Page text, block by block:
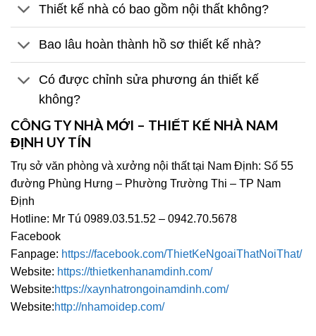
Thiết kế nhà có bao gồm nội thất không?
Bao lâu hoàn thành hồ sơ thiết kế nhà?
Có được chỉnh sửa phương án thiết kế
không?
CÔNG TY NHÀ MỚI – THIẾT KẾ NHÀ NAM
ĐỊNH UY TÍN
Trụ sở văn phòng và xưởng nội thất tại Nam Định: Số 55
đường Phùng Hưng – Phường Trường Thi – TP Nam
Định
Hotline: Mr Tú 0989.03.51.52 – 0942.70.5678
Facebook
Fanpage: https://facebook.com/ThietKeNgoaiThatNoiThat/
Website: https://thietkenhanamdinh.com/
Website:https://xaynhatrongoinamdinh.com/
Website:http://nhamoidep.com/